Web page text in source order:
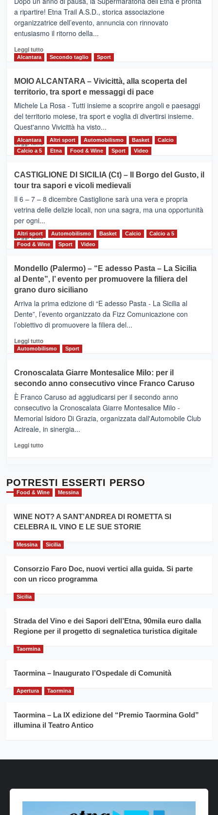
dell’Etna,
presentata
l’edizione
2026
a ripartire! Etna Trail A.S.D., storica associazione
organizzatrice dell’evento, annuncia con rinnovato
entusiasmo il ritorno della...
Leggi tuttoLeggi
Torna
la
Supermaratona
dell’Etna
Alcantara Secondo taglio Sport
MOIO ALCANTARA – Vivicittà, alla scoperta del
territorio, tra sport e messaggi di pace
Michele La Rosa - Tutti insieme a scoprire angoli e paesaggi
del territorio moiese, tra sport e voglia di divertirsi insieme.
Quest'anno Vivicittà ha visto...
Leggi tutto Leggi
MOIO
ALCANTARA
–
Vivicittà,
alla
scoperta
del
territorio,
e
messaggi
di
Alcantara Altri sport Automobilismo Basket
Calcio
Calcio a 5
Etna Food & Wine Sport Video
CASTIGLIONE DI SICILIA (Ct) – Il Borgo del Gusto, il
tour tra sapori e vicoli medievali
Il 6 – 7 – 8 dicembre Castiglione sarà una vera e propria
vetrina delle delizie locali, non una sagra, ma una opportunità
per ogni...
Leggi tuttoLeggi
di
CASTIGLIONE
DI
SICILIA
(Ct)
–
Il
Borgo
Gusto,
il
tra
sapori
vicoli
medievali
Altri sport Automobilismo Basket Calcio
Calcio a 5
Food & Wine
Sport Video
Mondello (Palermo) – “E adesso Pasta – La Sicilia
al Dente”, l’ evento per promuovere la filiera del
grano duro siciliano
Arriva la prima edizione di “E adesso Pasta - La Sicilia al
Dente”, l’evento organizzato da Fizz Comunicazione con
l’obiettivo di promuovere la filiera del...
Leggi tuttoLeggi
di
Mondello
(Palermo)
–
“E
adesso
Pasta
–
Sicilia
l’
evento
per
la
filiera
grano
Automobilismo Sport
Cronoscalata Giarre Montesalice Milo: per il
secondo anno consecutivo vince Franco Caruso
È Franco Caruso ad aggiudicarsi per il secondo anno
consecutivo la Cronoscalata Giarre Montesalice Milo -
Memorial Isidoro Di Grazia, organizzata dall'Automobile Club
Acireale, in sinergia...
Leggi tuttoLeggi
Cronoscalata
Giarre
Montesalice
per
il
anno
Franco
Caruso
POTRESTI ESSERTI PERSO
Food & Wine Messina
WINE NOT? A SANT’ANDREA DI ROMETTA SI
CELEBRA IL VINO E LE SUE STORIE
Messina Sicilia
Consorzio Faro Doc, nuovi vertici alla guida. Si parte
con un ricco programma
Sicilia
Strada del Vino e dei Sapori dell’Etna, 90mila euro dalla
Regione per il progetto di segnaletica turistica digitale
Taormina
Taormina – Inaugurato l’Ospedale di Comunità
Apertura Taormina
Taormina – La IX edizione del “Premio Taormina Gold”
illumina il Teatro Antico